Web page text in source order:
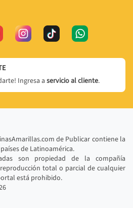
Ingresa a servicio al cliente.
de Publicar contiene la
de Latinoamérica.
son propiedad de la compañía
total o parcial de cualquier
está prohibido.